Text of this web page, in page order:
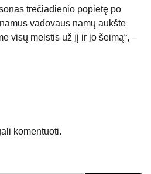
trečiadienio popietę po
vadovaus namų aukšte
visų melstis už jį ir jo šeimą“, –
komentuoti.